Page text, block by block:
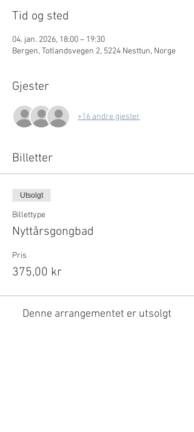
Tid og sted
04. jan. 2026, 18:00 – 19:30
Bergen, Totlandsvegen 2, 5224 Nesttun, Norge
Gjester
+16 andre gjester
Billetter
Utsolgt
Billettype
Nyttårsgongbad
Pris
375,00 kr
Denne arrangementet er utsolgt